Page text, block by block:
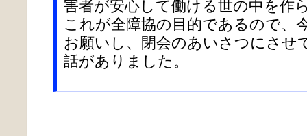
害者が安心して働ける世の中を作
これが全障協の目的であるので、
お願いし、閉会のあいさつにさせ
話がありました。